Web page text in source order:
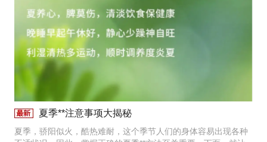
夏季**注意事项大揭秘
夏季，骄阳似火，酷热难耐，这个季节人们的身体容易出现各种